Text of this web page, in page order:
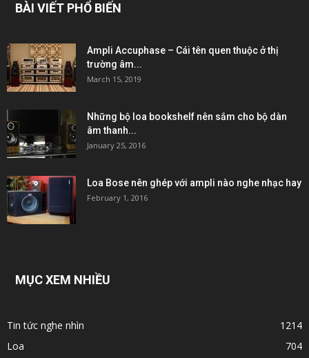
BÀI VIẾT PHỔ BIẾN
Ampli Accuphase – Cái tên quen thuộc ở thị
trường âm...
March 15, 2019
Những bộ loa bookshelf nên sắm cho bộ dàn
âm thanh...
January 25, 2016
Loa Bose nên ghép với ampli nào nghe nhạc hay
February 1, 2016
MỤC XEM NHIỀU
Tin tức nghe nhìn
1214
Loa
704